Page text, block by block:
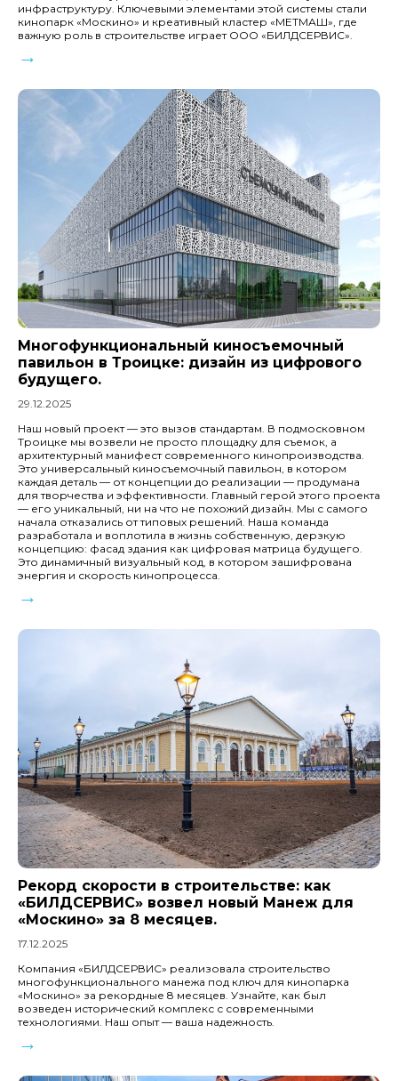
инфраструктуру. Ключевыми элементами этой системы стали
кинопарк «Москино» и креативный кластер «МЕТМАШ», где
важную роль в строительстве играет ООО «БИЛДСЕРВИС».
→
Многофункциональный киносъемочный
павильон в Троицке: дизайн из цифрового
будущего.
29.12.2025
Наш новый проект — это вызов стандартам. В подмосковном
Троицке мы возвели не просто площадку для съемок, а
архитектурный манифест современного кинопроизводства.
Это универсальный киносъемочный павильон, в котором
каждая деталь — от концепции до реализации — продумана
для творчества и эффективности. Главный герой этого проекта
— его уникальный, ни на что не похожий дизайн. Мы с самого
начала отказались от типовых решений. Наша команда
разработала и воплотила в жизнь собственную, дерзкую
концепцию: фасад здания как цифровая матрица будущего.
Это динамичный визуальный код, в котором зашифрована
энергия и скорость кинопроцесса.
→
Рекорд скорости в строительстве: как
«БИЛДСЕРВИС» возвел новый Манеж для
«Москино» за 8 месяцев.
17.12.2025
Компания «БИЛДСЕРВИС» реализовала строительство
многофункционального манежа под ключ для кинопарка
«Москино» за рекордные 8 месяцев. Узнайте, как был
возведен исторический комплекс с современными
технологиями. Наш опыт — ваша надежность.
→